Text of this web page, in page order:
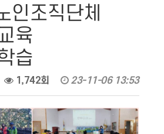
인조직단체
육
습
1,742회 23-11-06 13:53